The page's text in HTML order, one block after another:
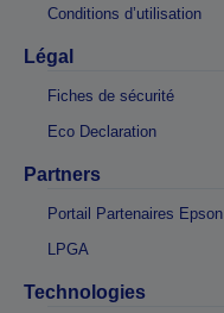
Conditions d’utilisation
Légal
Fiches de sécurité
Eco Declaration
Partners
Portail Partenaires Epson
LPGA
Technologies